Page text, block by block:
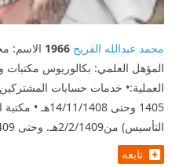
محمد عبدالله الفريح 1966 الاسم:
1405 وحتى 14/
التأسيس) من2/2/1409هـ. وحتى 2/5/1409هـ
تابعه